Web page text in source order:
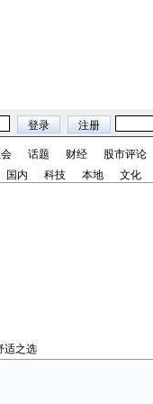
话题 财经
股市评论
国内 科技 本地 文化
适之选